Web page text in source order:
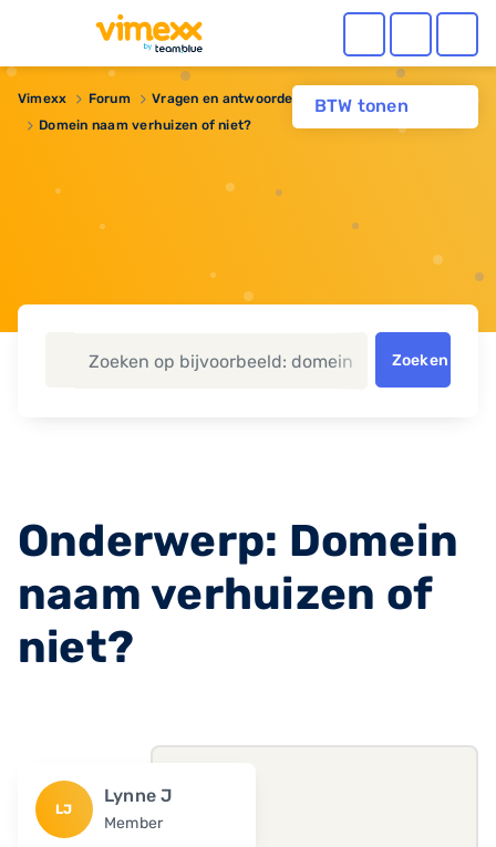
BTW tonen
Vimexx Forum Vragen en antwoorden
Domeinnaam
Domein naam verhuizen of niet?
Zoeken
Onderwerp: Domein
naam verhuizen of
niet?
LJ
Lynne J
Member